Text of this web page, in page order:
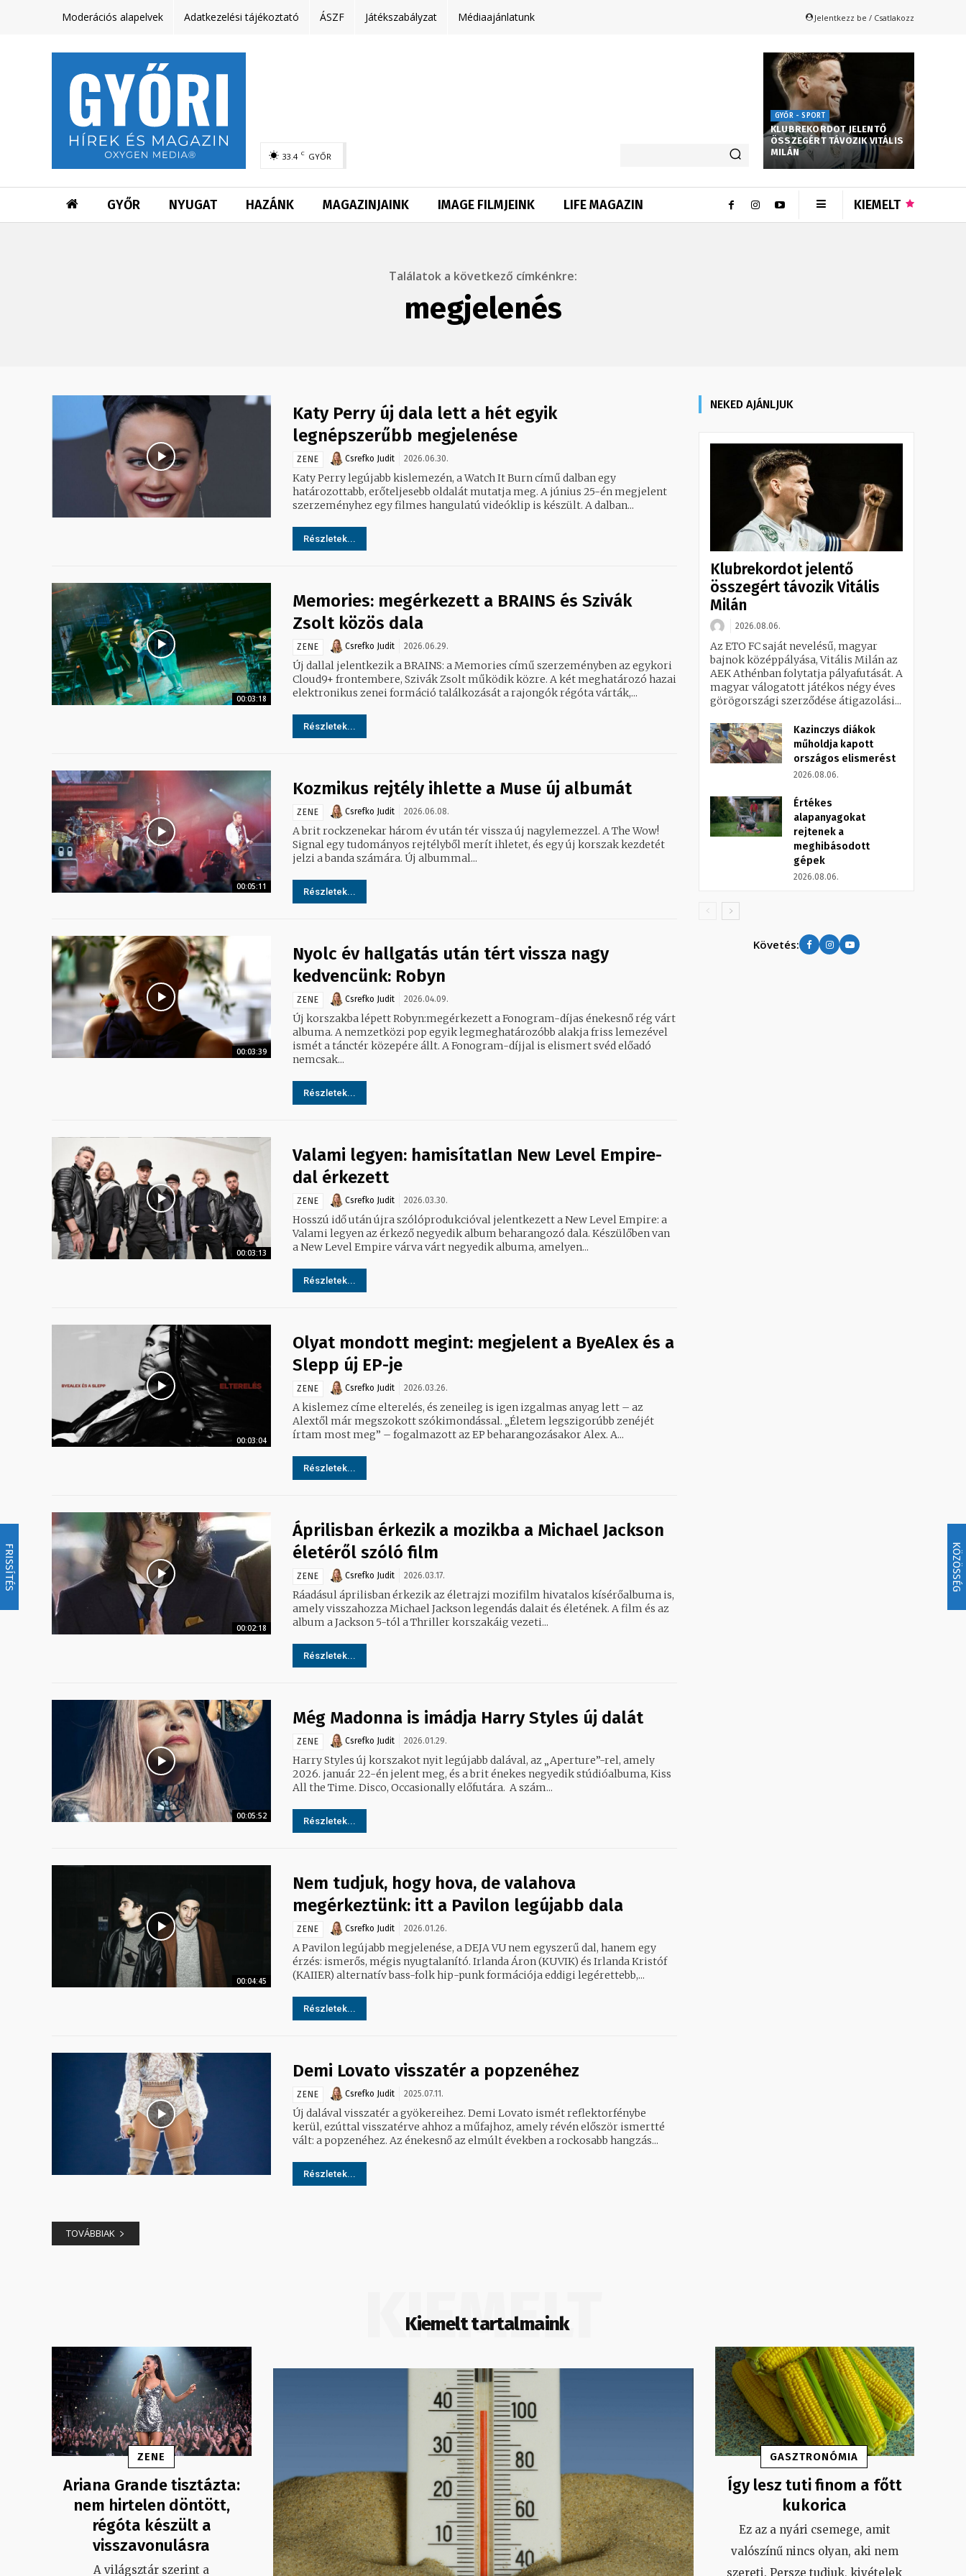
FRISSÍTÉS KÖZÖSSÉG
Moderációs alapelvek Adatkezelési tájékoztató ÁSZF Játékszabályzat Médiaajánlatunk Jelentkezz be / Csatlakozz
33.4 C GYŐR
GYŐR - SPORT
KLUBREKORDOT JELENTŐ
ÖSSZEGÉRT TÁVOZIK VITÁLIS
MILÁN
GYŐR NYUGAT HAZÁNK MAGAZINJAINK IMAGE FILMJEINK LIFE MAGAZIN KIEMELT
Találatok a következő címkénkre:
megjelenés
Katy Perry új dala lett a hét egyik
legnépszerűbb megjelenése
ZENE Csrefko Judit 2026.06.30.
Katy Perry legújabb kislemezén, a Watch It Burn című dalban egy
határozottabb, erőteljesebb oldalát mutatja meg. A június 25-én megjelent
szerzeményhez egy filmes hangulatú videóklip is készült. A dalban...
Részletek...
00:03:18
Memories: megérkezett a BRAINS és Szivák
Zsolt közös dala
ZENE Csrefko Judit 2026.06.29.
Új dallal jelentkezik a BRAINS: a Memories című szerzeményben az egykori
Cloud9+ frontembere, Szivák Zsolt működik közre. A két meghatározó hazai
elektronikus zenei formáció találkozását a rajongók régóta várták,...
Részletek...
00:05:11
Kozmikus rejtély ihlette a Muse új albumát
ZENE Csrefko Judit 2026.06.08.
A brit rockzenekar három év után tér vissza új nagylemezzel. A The Wow!
Signal egy tudományos rejtélyből merít ihletet, és egy új korszak kezdetét
jelzi a banda számára. Új albummal...
Részletek...
00:03:39
Nyolc év hallgatás után tért vissza nagy
kedvencünk: Robyn
ZENE Csrefko Judit 2026.04.09.
Új korszakba lépett Robyn:megérkezett a Fonogram-díjas énekesnő rég várt
albuma. A nemzetközi pop egyik legmeghatározóbb alakja friss lemezével
ismét a tánctér közepére állt. A Fonogram-díjjal is elismert svéd előadó
nemcsak...
Részletek...
00:03:13
Valami legyen: hamisítatlan New Level Empire-
dal érkezett
ZENE Csrefko Judit 2026.03.30.
Hosszú idő után újra szólóprodukcióval jelentkezett a New Level Empire: a
Valami legyen az érkező negyedik album beharangozó dala. Készülőben van
a New Level Empire várva várt negyedik albuma, amelyen...
Részletek...
00:03:04
Olyat mondott megint: megjelent a ByeAlex és a
Slepp új EP-je
ZENE Csrefko Judit 2026.03.26.
A kislemez címe elterelés, és zeneileg is igen izgalmas anyag lett – az
Alextől már megszokott szókimondással. „Életem legszigorúbb zenéjét
írtam most meg” – fogalmazott az EP beharangozásakor Alex. A...
Részletek...
00:02:18
Áprilisban érkezik a mozikba a Michael Jackson
életéről szóló film
ZENE Csrefko Judit 2026.03.17.
Ráadásul áprilisban érkezik az életrajzi mozifilm hivatalos kísérőalbuma is,
amely visszahozza Michael Jackson legendás dalait és életének. A film és az
album a Jackson 5-tól a Thriller korszakáig vezeti...
Részletek...
00:05:52
Még Madonna is imádja Harry Styles új dalát
ZENE Csrefko Judit 2026.01.29.
Harry Styles új korszakot nyit legújabb dalával, az „Aperture”-rel, amely
2026. január 22-én jelent meg, és a brit énekes negyedik stúdióalbuma, Kiss
All the Time. Disco, Occasionally előfutára. A szám...
Részletek...
00:04:45
Nem tudjuk, hogy hova, de valahova
megérkeztünk: itt a Pavilon legújabb dala
ZENE Csrefko Judit 2026.01.26.
A Pavilon legújabb megjelenése, a DEJA VU nem egyszerű dal, hanem egy
érzés: ismerős, mégis nyugtalanító. Irlanda Áron (KUVIK) és Irlanda Kristóf
(KAIIER) alternatív bass-folk hip-punk formációja eddigi legérettebb,...
Részletek...
Demi Lovato visszatér a popzenéhez
ZENE Csrefko Judit 2025.07.11.
Új dalával visszatér a gyökereihez. Demi Lovato ismét reflektorfénybe
kerül, ezúttal visszatérve ahhoz a műfajhoz, amely révén először ismertté
vált: a popzenéhez. Az énekesnő az elmúlt években a rockosabb hangzás...
Részletek...
TOVÁBBIAK
NEKED AJÁNLJUK
Klubrekordot jelentő
összegért távozik Vitális
Milán
2026.08.06.
Az ETO FC saját nevelésű, magyar
bajnok középpályása, Vitális Milán az
AEK Athénban folytatja pályafutását. A
magyar válogatott játékos négy éves
görögországi szerződése átigazolási...
Kazinczys diákok
műholdja kapott
országos elismerést
2026.08.06.
Értékes
alapanyagokat
rejtenek a
meghibásodott
gépek
2026.08.06.
Követés:
Kiemelt tartalmaink
KIEMELT
ZENE
Ariana Grande tisztázta:
nem hirtelen döntött,
régóta készült a
visszavonulásra
A világsztár szerint a
GASZTRONÓMIA
Így lesz tuti finom a főtt
kukorica
Ez az a nyári csemege, amit
valószínű nincs olyan, aki nem
szereti. Persze tudjuk, kivételek